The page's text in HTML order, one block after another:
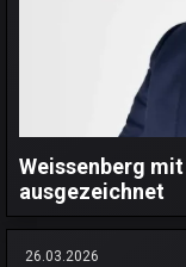
Weissenberg
ausgezeichnet
26.03.2026